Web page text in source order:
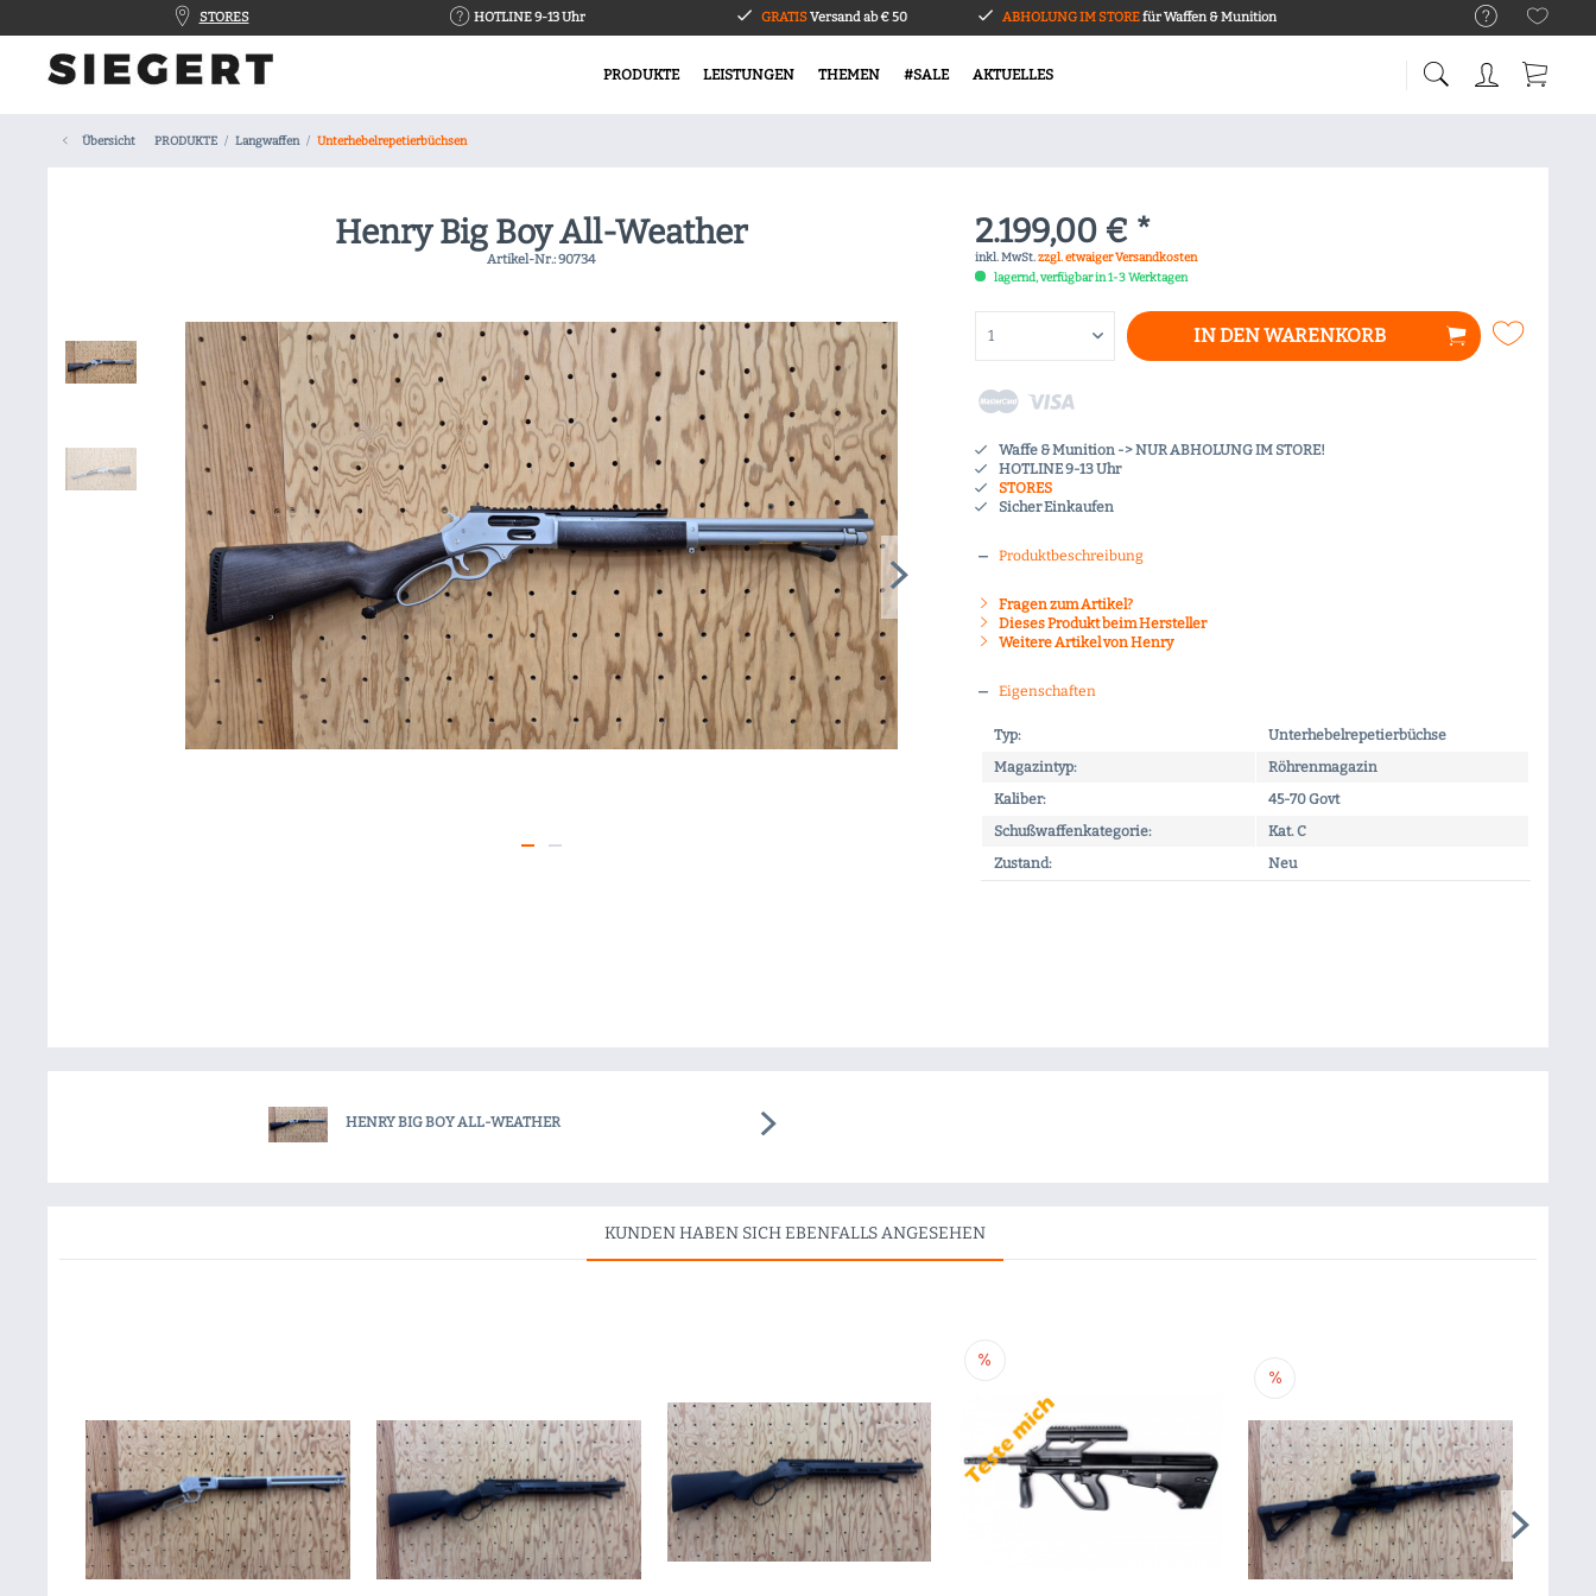
STORES HOTLINE 9-13 Uhr GRATISVersand ab € 50 ABHOLUNG IM STOREfür Waffen & Munition
PRODUKTE LEISTUNGEN THEMEN #SALE AKTUELLES
Übersicht PRODUKTE Langwaffen Unterhebelrepetierbüchsen
Henry Big Boy All-Weather
Artikel-Nr.:90734
2.199,00 € *
inkl. MwSt.zzgl. etwaiger Versandkosten
lagernd, verfügbar in 1-3 Werktagen
IN DENWARENKORB
Waffe & Munition -> NUR ABHOLUNG IM STORE!
HOTLINE 9-13 Uhr
STORES
Sicher Einkaufen
Produktbeschreibung
Fragen zum Artikel?
Dieses Produkt beim Hersteller
Weitere Artikel von Henry
Eigenschaften
Typ:
Unterhebelrepetierbüchse
Magazintyp:
Röhrenmagazin
Kaliber:
45-70 Govt
Schußwaffenkategorie:
Kat. C
Zustand:
Neu
HENRY BIG BOY ALL-WEATHER
KUNDEN HABEN SICH EBENFALLS ANGESEHEN